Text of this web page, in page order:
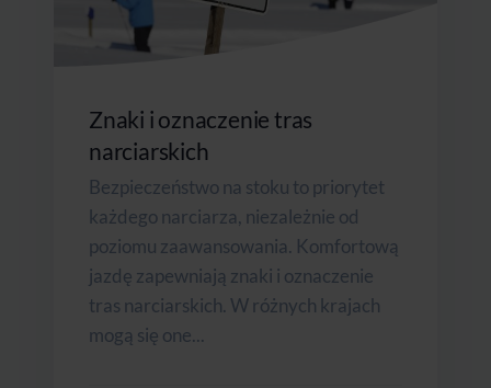
Znaki i oznaczenie tras
narciarskich
Bezpieczeństwo na stoku to priorytet
każdego narciarza, niezależnie od
poziomu zaawansowania. Komfortową
jazdę zapewniają znaki i oznaczenie
tras narciarskich. W różnych krajach
mogą się one...